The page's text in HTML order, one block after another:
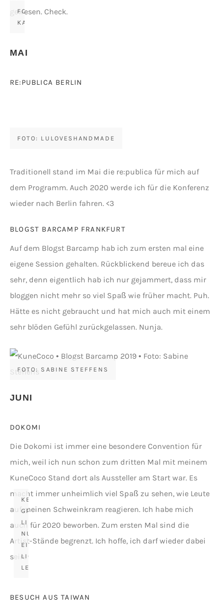
gewesen. Check.
FOTOS:
KATHASTROPHAL
MAI
RE:PUBLICA BERLIN
FOTO: LULOVESHANDMADE
Traditionell stand im Mai die re:publica für mich auf
dem Programm. Auch 2020 werde ich für die Konferenz
wieder nach Berlin fahren. <3
BLOGST BARCAMP FRANKFURT
Auf dem Blogst Barcamp hab ich zum ersten mal eine
eigene Session gehalten. Rückblickend bereue ich das
sehr, denn eigentlich hab ich nur gejammert, dass mir
bloggen nicht mehr so viel Spaß wie früher macht. Puh.
Hätte es nicht gebraucht und hat mich auch mit einem
sehr blöden Gefühl zurückgelassen. Nunja.
FOTO: SABINE STEFFENS
JUNI
DOKOMI
Die Dokomi ist immer eine besondere Convention für
mich, weil ich nun schon zum dritten Mal mit meinem
KuneCoco Stand dort als Aussteller am Start war. Es
macht immer unheimlich viel Spaß zu sehen, wie Leute
auf meinen Schweinkram reagieren. Ich habe mich
auch für 2020 beworben. Zum ersten Mal sind die
Artist-Stände begrenzt. Ich hoffe, ich darf wieder dabei
sein.
KEIN
GRÜNER
LIDSCHATTEN,
NUR
EINE
LICHTREFLEKTION
LEL
BESUCH AUS TAIWAN